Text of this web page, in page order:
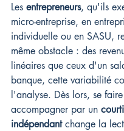
Les entrepreneurs, qu'ils
micro-entreprise, en
individuelle ou en SASU,
même obstacle : des
linéaires que ceux d'un
banque, cette variabilité
l'analyse. Dès lors, se faire
accompagner par un
indépendant change la